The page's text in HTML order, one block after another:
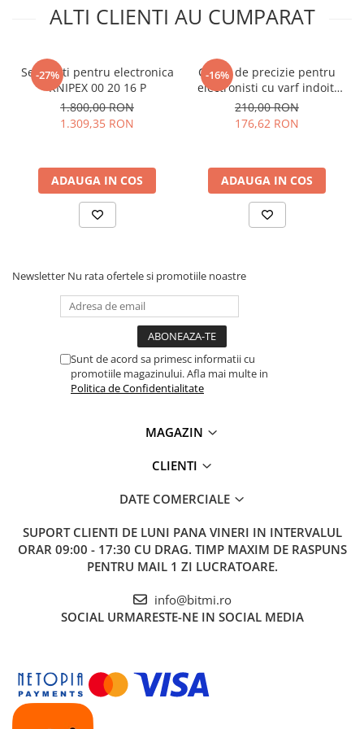
Specificatii cleste izolat
Knipex Super Knips 78 06
125:
slefuit
Valori de taiere sarma moale:
Ø 0,2 – 1,6 mm
Lungime falca:9 mm
Grosime falca (articulatie):
Latime cap:13,5 mm
Standard:DIN ISO 9654 DIN EN 60900 IEC 60900
Vezi fisa tehnica AICI
Ce contine cutia?
1x Cleste VDE de precizie pentru electronisti, Knipex
ALTI CLIENTI AU CUMPARAT
-27%
Set clesti pentru electronica
KNIPEX 00 20 16 P
1.800,00 RON
1.309,35 RON
ADAUGA IN COS
-16%
Cleste de precizie pentru
electronisti cu varf indoit,
Knipex 35 82 145
210,00 RON
176,62 RON
ADAUGA IN COS
Newsletter Nu rata ofertele si promotiile noastre
Sunt de acord sa primesc informatii cu
promotiile magazinului. Afla mai multe in
Politica de Confidentialitate
MAGAZIN
CLIENTI
DATE COMERCIALE
SUPORT CLIENTI DE LUNI PANA VINERI IN INTERVALUL
ORAR 09:00 - 17:30 CU DRAG. TIMP MAXIM DE RASPUNS
PENTRU MAIL 1 ZI LUCRATOARE.
info@bitmi.ro
SOCIAL URMARESTE-NE IN SOCIAL MEDIA